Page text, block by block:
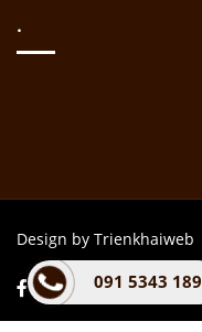
.
Design by Trienkhaiweb
091 5343 189